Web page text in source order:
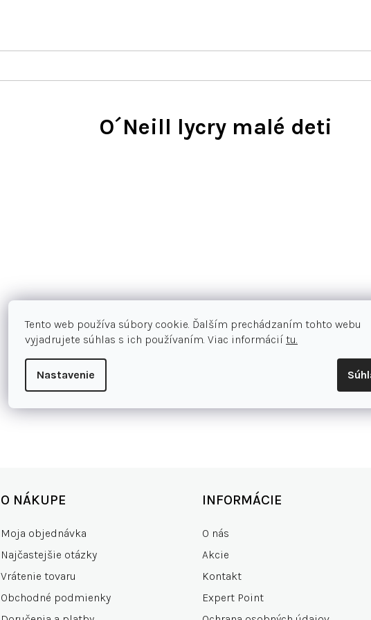
Tento web používa súbory cookie. Ďalším prechádzaním tohto webu
vyjadrujete súhlas s ich používaním. Viac informácií tu.
Nastavenie
O´Neill lycry malé deti
O NÁKUPE
Moja objednávka
Najčastejšie otázky
Vrátenie tovaru
Obchodné podmienky
INFORMÁCIE
O nás
Akcie
Kontakt
Expert Point